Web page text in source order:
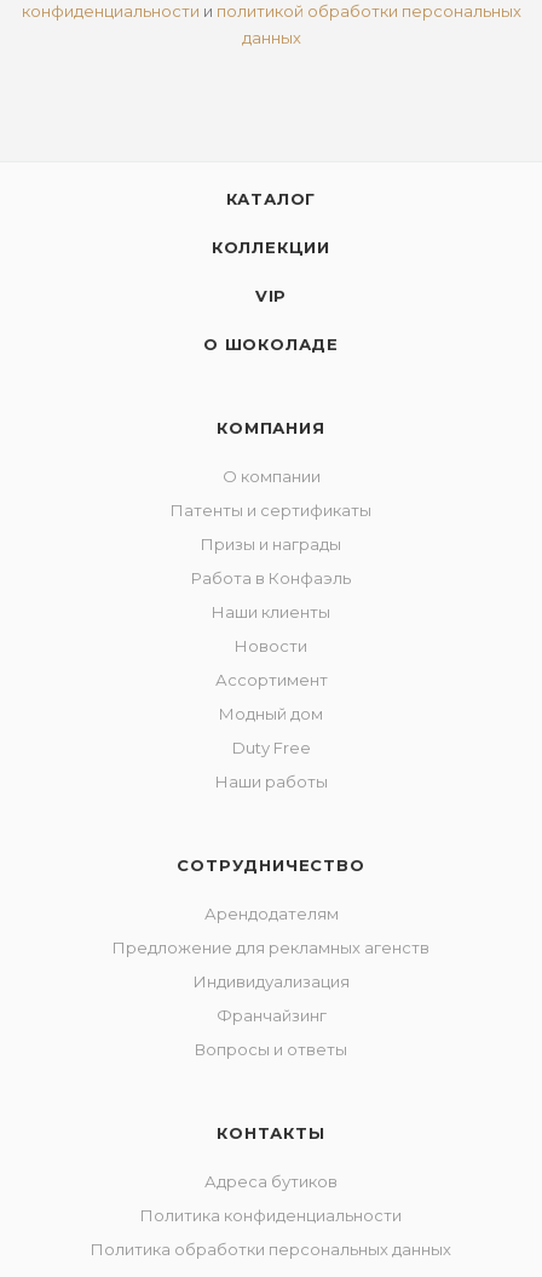
конфиденциальности и политикой обработки персональных
данных
КАТАЛОГ
КОЛЛЕКЦИИ
VIP
О ШОКОЛАДЕ
КОМПАНИЯ
О компании
Патенты и сертификаты
Призы и награды
Работа в Конфаэль
Наши клиенты
Новости
Ассортимент
Модный дом
Duty Free
Наши работы
СОТРУДНИЧЕСТВО
Арендодателям
Предложение для рекламных агенств
Индивидуализация
Франчайзинг
Вопросы и ответы
КОНТАКТЫ
Адреса бутиков
Политика конфиденциальности
Политика обработки персональных данных